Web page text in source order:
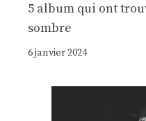
5 album qui ont
sombre
6 janvier 2024